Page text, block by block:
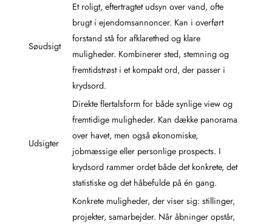
Søudsigt
Et roligt, eftertragtet udsyn over vand, ofte
brugt i ejendomsannoncer. Kan i overført
forstand stå for afklarethed og klare
muligheder. Kombinerer sted, stemning og
fremtidstrøst i et kompakt ord, der passer i
krydsord.
Udsigter
Direkte flertalsform for både synlige view og
fremtidige muligheder. Kan dække panorama
over havet, men også økonomiske,
jobmæssige eller personlige prospects. I
krydsord rammer ordet både det konkrete, det
statistiske og det håbefulde på én gang.
Konkrete muligheder, der viser sig: stillinger,
projekter, samarbejder. Når åbninger opstår,